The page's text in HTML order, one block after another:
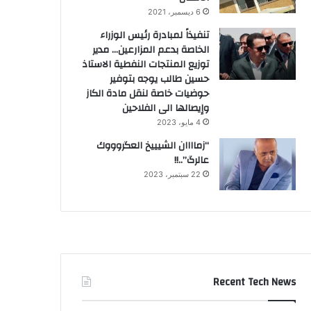
6 ديسمبر، 2021
تنفيذاً لمبادرة رئيس الوزراء
الخاصة بدعم المزارعين… مدير
توزيع المنتجات النفطية الاستاذ
حسين طالب يوجه بتوفير
حوضيات خاصة لنقل مادة الكاز
وإيصالها الى الفلاحين
4 مايو، 2023
“زماااان الشيييخ العگروووك
عالرگ”..!!
22 سبتمبر، 2023
Recent Tech News